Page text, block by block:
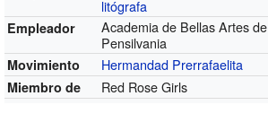
litógrafa
Empleador
Academia de Bellas Artes de
Pensilvania
Movimiento Hermandad Prerrafaelita
Miembro de Red Rose Girls